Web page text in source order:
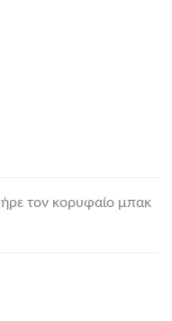
τον κορυφαίο μπακ